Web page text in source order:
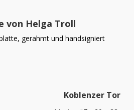
von Helga Troll
gerahmt und handsigniert
Koblenzer Tor